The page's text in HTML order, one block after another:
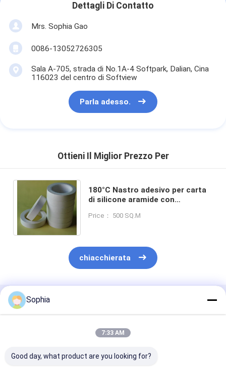
Dettagli Di Contatto
Mrs. Sophia Gao
0086-13052726305
Sala A-705, strada di No.1A-4 Softpark, Dalian, Cina
116023 del centro di Softview
Parla adesso.
Ottieni Il Miglior Prezzo Per
180°C Nastro adesivo per carta
di silicone aramide con
nastro di carta Nomex
Price： 500 SQ.M
chiacchierata
Prodotti Raccomandati
Sophia
7:33 AM
Good day, what product are you looking for?